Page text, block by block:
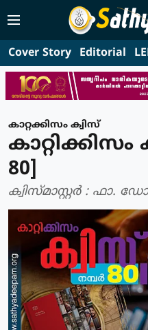
Cover Story Editorial
കാറ്റക്കിസം ക്വിസ്
80]
ക്വിസ്മാസ്റ്റര്‍ : ഫാ.